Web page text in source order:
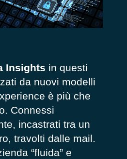
Insights in questi
da nuovi modelli
è più che
Connessi
incastrati tra un
travolti dalle mail.
“fluida” e